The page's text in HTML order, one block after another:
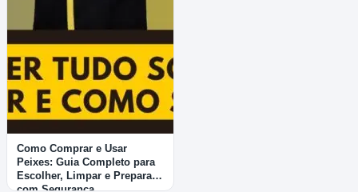
Como Comprar e Usar
Peixes: Guia Completo para
Escolher, Limpar e Preparar
com Segurança